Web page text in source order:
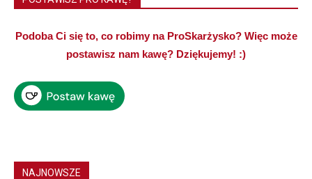
Podoba Ci się to, co robimy na ProSkarżysko? Więc może
postawisz nam kawę? Dziękujemy! :)
NAJNOWSZE